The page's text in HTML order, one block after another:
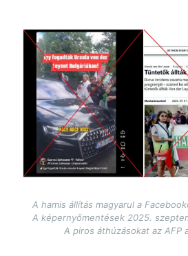
Image
A hamis állítás magyarul a
A képernyőmentések 2025.
A piros áthúzásokat az AFP